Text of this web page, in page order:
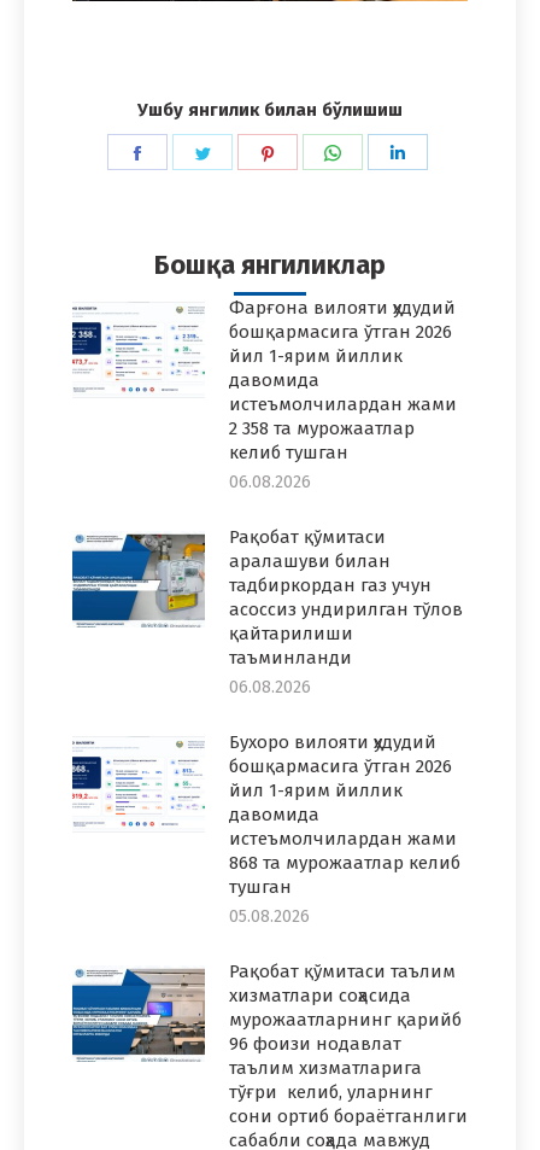
Ушбу янгилик билан бўлишиш
Share
Share
Share
Share
Бошқа янгиликлар
Фарғона вилояти ҳудудий
бошқармасига ўтган 2026
йил 1-ярим йиллик
давомида
истеъмолчилардан жами
2 358 та мурожаатлар
келиб тушган
06.08.2026
Рақобат қўмитаси
аралашуви билан
тадбиркордан газ учун
асоссиз ундирилган тўлов
қайтарилиши
таъминланди
06.08.2026
Бухоро вилояти ҳудудий
бошқармасига ўтган 2026
йил 1-ярим йиллик
давомида
истеъмолчилардан жами
868 та мурожаатлар келиб
тушган
05.08.2026
Рақобат қўмитаси таълим
хизматлари соҳасида
мурожаатларнинг қарийб
96 фоизи нодавлат
таълим хизматларига
тўғри келиб, уларнинг
сони ортиб бораётганлиги
сабабли соҳада мавжуд